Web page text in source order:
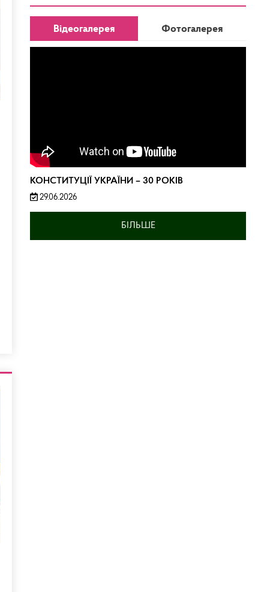
Відеогалерея Фотогалерея
КОНСТИТУЦІЇ УКРАЇНИ – 30 РОКІВ
29.06.2026
БІЛЬШЕ